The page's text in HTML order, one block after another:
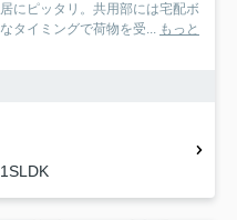
にピッタリ。共用部には宅配ボ
タイミングで荷物を受... もっと